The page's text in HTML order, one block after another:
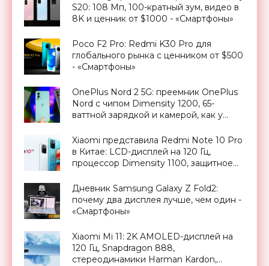
S20: 108 Мп, 100-кратный зум, видео в
8K и ценник от $1000 - «Смартфоны»
Poco F2 Pro: Redmi K30 Pro для
глобального рынка с ценником от $500
- «Смартфоны»
OnePlus Nord 2 5G: преемник OnePlus
Nord с чипом Dimensity 1200, 65-
ваттной зарядкой и камерой, как у
Xiaomi представила Redmi Note 10 Pro
в Китае: LCD-дисплей на 120 Гц,
процессор Dimensity 1100, защитное
МП и ценник от $265 - «Смартфоны»
Дневник Samsung Galaxy Z Fold2:
почему два дисплея лучше, чем один -
«Смартфоны»
Xiaomi Mi 11: 2K AMOLED-дисплей на
120 Гц, Snapdragon 888,
стереодинамики Harman Kardon,